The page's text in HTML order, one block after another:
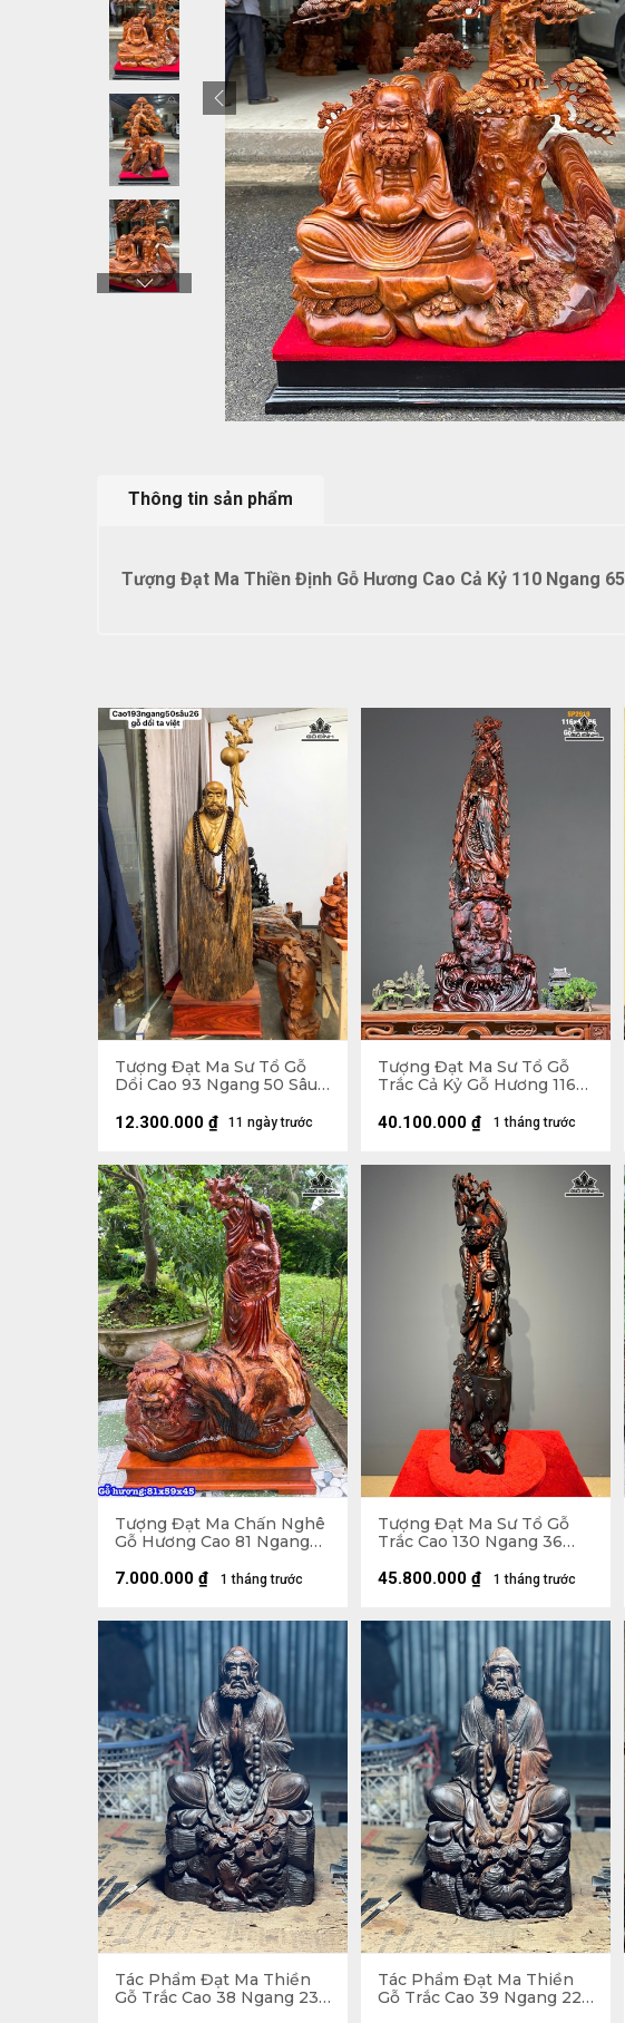
Thông tin sản phẩm
Tượng Đạt Ma Thiền Định Gỗ Hương Cao Cả Kỷ 110 Ngang
Tượng Đạt Ma Sư Tổ Gỗ
Dổi Cao 93 Ngang 50 Sâu
11 ngày trước
12.300.000 ₫
Tượng Đạt Ma Sư Tổ Gỗ
Trắc Cả Kỷ Gỗ Hương 116
Không Kỷ 103
1 tháng trước
40.100.000 ₫
Tượng Đạt Ma Chấn Nghê
Gỗ Hương Cao 81 Ngang
1 tháng trước
7.000.000 ₫
Tượng Đạt Ma Sư Tổ Gỗ
Trắc Cao 130 Ngang 36
1 tháng trước
45.800.000 ₫
Tác Phẩm Đạt Ma Thiền
Gỗ Trắc Cao 38 Ngang 23
Tác Phẩm Đạt Ma Thiền
Gỗ Trắc Cao 39 Ngang 22